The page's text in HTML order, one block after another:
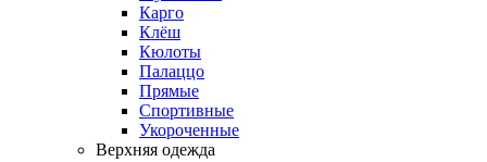
Карго
Клёш
Кюлоты
Палаццо
Прямые
Спортивные
Укороченные
Верхняя одежда